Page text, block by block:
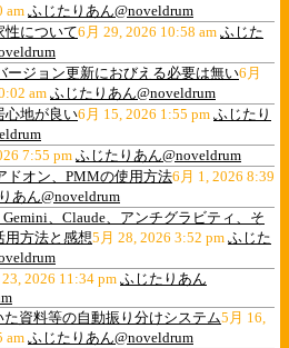
am ふじたりあん@noveldrum
性について6月 29, 2026 10:58 am ふじた
ージョン更新におびえる必要は無い6月
am ふじたりあん@noveldrum
心地が良い6月 15, 2026 1:55 pm ふじたり
7:55 pm ふじたりあん@noveldrum
ドオン、PMMの使用方法6月 1, 2026 8:39
あん@noveldrum
Gemini、Claude、アンチグラビティ、そ
用方法と感想5月 28, 2026 3:52 pm ふじた
2026 11:34 pm ふじたりあん
た資料等の自動振り分けシステム5月 16,
am ふじたりあん@noveldrum